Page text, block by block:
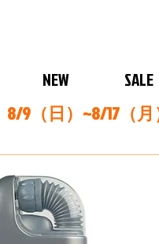
NEW SALE
9（日）~8/17（